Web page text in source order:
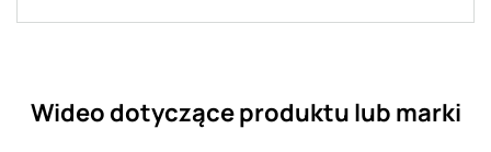
Wideo dotyczące produktu lub marki